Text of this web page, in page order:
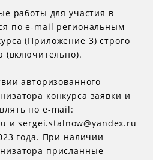
работы для участия в
по e-mail региональным
(Приложение 3) строго
(включительно).
авторизованного
конкурса заявки и
по e-mail:
и sergei.stalnow@yandex.ru
года. При наличии
присланные